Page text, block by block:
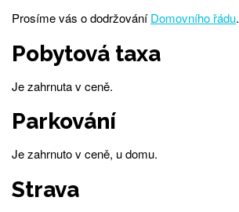
Prosíme vás o dodržováníDomovního řádu.
Pobytová taxa
Je zahrnuta v ceně.
Parkování
Je zahrnuto v ceně, u domu.
Strava